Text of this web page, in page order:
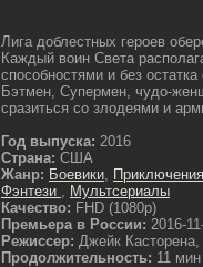
Лига доблестных героев
Каждый воин Света
способностями и без
Бэтмен, Супермен, чудо-
сразиться со злодеями и
Год выпуска: 2016
Страна: США
Жанр: Боевики, Приключения
Фэнтези , Мультсериалы
Качество: FHD (1080p)
Премьера в России: 2016-
Режиссер: Джейк
Продолжительность: 11 мин